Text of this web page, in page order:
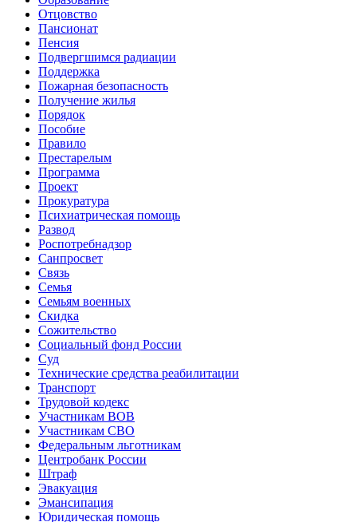
Отцовство
Пансионат
Пенсия
Подвергшимся радиации
Поддержка
Пожарная безопасность
Получение жилья
Порядок
Пособие
Правило
Престарелым
Программа
Проект
Прокуратура
Психиатрическая помощь
Развод
Роспотребнадзор
Санпросвет
Связь
Семья
Семьям военных
Скидка
Сожительство
Социальный фонд России
Суд
Технические средства реабилитации
Транспорт
Трудовой кодекс
Участникам ВОВ
Участникам СВО
Федеральным льготникам
Центробанк России
Штраф
Эвакуация
Эмансипация
Юридическая помощь